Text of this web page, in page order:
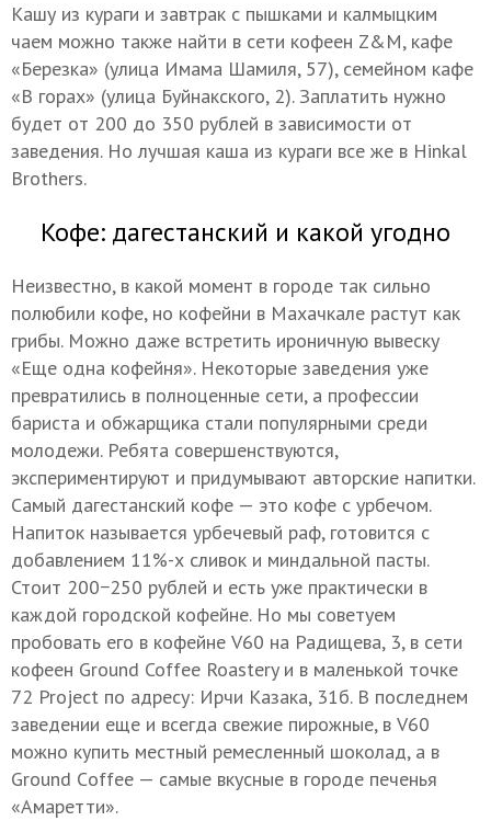
Кашу из кураги и завтрак с пышками и калмыцким
чаем можно также найти в сети кофеен Z&M, кафе
«Березка» (улица Имама Шамиля, 57), семейном кафе
«В горах» (улица Буйнакского, 2). Заплатить нужно
будет от 200 до 350 рублей в зависимости от
заведения. Но лучшая каша из кураги все же в Hinkal
Brothers.
Кофе: дагестанский и какой угодно
Неизвестно, в какой момент в городе так сильно
полюбили кофе, но кофейни в Махачкале растут как
грибы. Можно даже встретить ироничную вывеску
«Еще одна кофейня». Некоторые заведения уже
превратились в полноценные сети, а профессии
бариста и обжарщика стали популярными среди
молодежи. Ребята совершенствуются,
экспериментируют и придумывают авторские напитки.
Самый дагестанский кофе — это кофе с урбечом.
Напиток называется урбечевый раф, готовится с
добавлением 11%-х сливок и миндальной пасты.
Стоит 200−250 рублей и есть уже практически в
каждой городской кофейне. Но мы советуем
пробовать его в кофейне V60 на Радищева, 3, в сети
кофеен Ground Coffee Roastery и в маленькой точке
72 Project по адресу: Ирчи Казака, 31б. В последнем
заведении еще и всегда свежие пирожные, в V60
можно купить местный ремесленный шоколад, а в
Ground Сoffee — самые вкусные в городе печенья
«Амаретти».